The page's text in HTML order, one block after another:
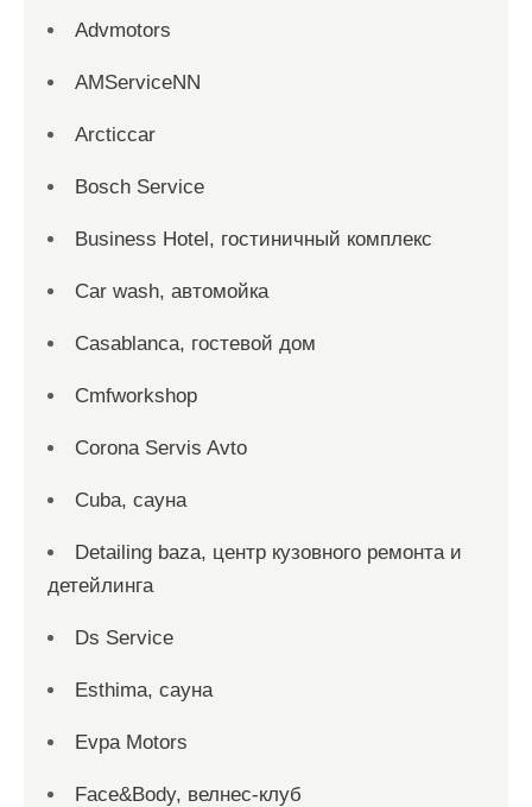
Advmotors
AMServiceNN
Arcticcar
Bosch Service
Business Hotel, гостиничный комплекс
Car wash, автомойка
Casablanca, гостевой дом
Cmfworkshop
Corona Servis Avto
Cuba, сауна
Detailing baza, центр кузовного ремонта и
детейлинга
Ds Service
Esthima, сауна
Evpa Motors
Face&Body, велнес-клуб